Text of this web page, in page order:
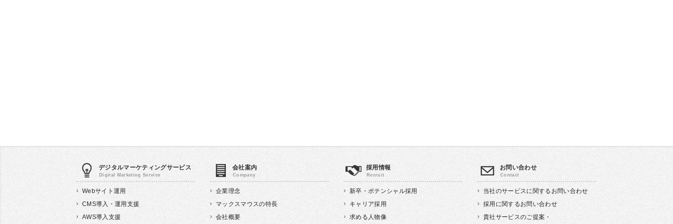
デジタルマーケティングサービス
Webサイト運用
CMS導入・運用支援
AWS導入支援
会社案内
企業理念
マックスマウスの特長
会社概要
採用情報
新卒・ポテンシャル採用
キャリア採用
求める人物像
お問い合わせ
当社のサービスに関するお問い合わせ
採用に関するお問い合わせ
貴社サービスのご提案・